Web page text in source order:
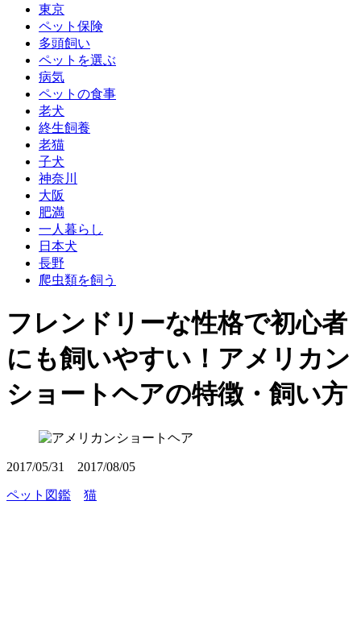
東京
ペット保険
多頭飼い
ペットを選ぶ
病気
ペットの食事
老犬
終生飼養
老猫
子犬
神奈川
大阪
肥満
一人暮らし
日本犬
長野
爬虫類を飼う
フレンドリーな性格で初心者
にも飼いやすい！アメリカン
ショートヘアの特徴・飼い方
2017/05/31 2017/08/05
ペット図鑑 猫